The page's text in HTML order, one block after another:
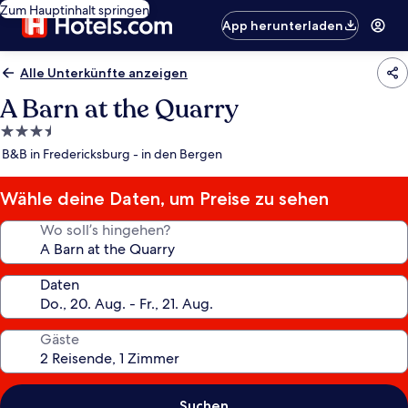
Zum Hauptinhalt springen
App herunterladen
Alle Unterkünfte anzeigen
A Barn at the Quarry
3.5-
Sterne-
B&B in Fredericksburg - in den Bergen
Wähle deine Daten, um Preise zu sehen
Wo soll’s hingehen?
Daten
Gäste